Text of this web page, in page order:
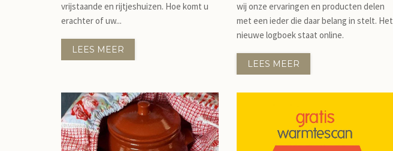
vrijstaande en rijtjeshuizen. Hoe komt u
erachter of uw...
LEES MEER
wij onze ervaringen en producten delen
met een ieder die daar belang in stelt. Het
nieuwe logboek staat online.
LEES MEER